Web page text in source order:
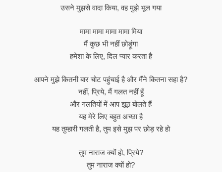
उसने मुझसे वादा किया, वह मुझे भूल गया
मामा मामा मामा मामा मिया
मैं कुछ भी नहीं छोड़ूंगा
हमेशा के लिए, दिल प्यार करता है
आपने मुझे कितनी बार चोट पहुंचाई है और मैंने कितना सहा है?
नहीं, प्रिये, मैं गलत नहीं हूँ
और गलतियों में आप झूठ बोलते हैं
यह मेरे लिए बहुत अच्छा है
यह तुम्हारी गलती है, तुम इसे मुझ पर छोड़ रहे हो
तुम नाराज क्यों हो, प्रिये?
तुम नाराज क्यों हो?